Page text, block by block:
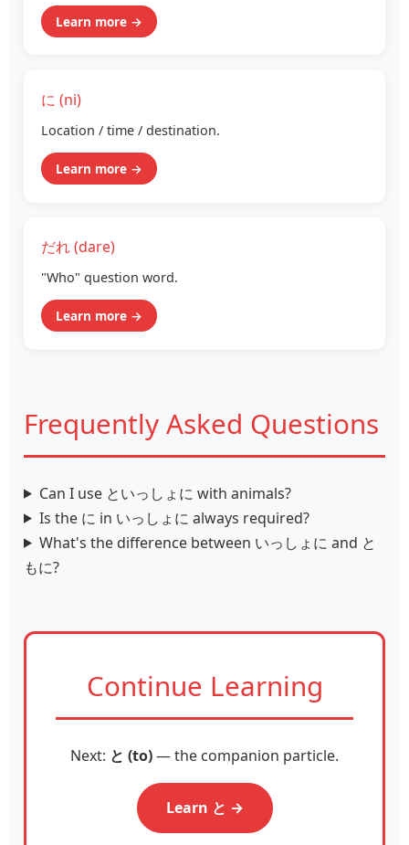
Learn more →
に (ni)
Location / time / destination.
Learn more →
だれ (dare)
"Who" question word.
Learn more →
Frequently Asked Questions
Can I use といっしょに with animals?
Is the に in いっしょに always required?
What's the difference between いっしょに and と
もに?
Continue Learning
Next: と (to)— the companion particle.
Learn と →